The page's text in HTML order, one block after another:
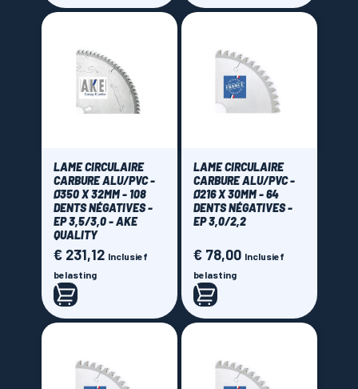
64 dents(11)
68 dents (4)
72 dents (3)
78 dents(2)
96 dents(18)
102 dents(1)
108 dents(12)
120 dents (7)
132 dents(1)
140 dents
Brand
LAME CIRCULAIRE
CARBURE ALU/PVC -
Ø350 X 32MM - 108
DENTS NÉGATIVES -
EP 3,5/3,0 - AKE
QUALITY
Prijs
€ 231,12 Inclusief
belasting
LAME CIRCULAIRE
CARBURE ALU/PVC -
Ø216 X 30MM - 64
DENTS NÉGATIVES -
EP 3,0/2,2
Prijs
€ 78,00 Inclusief
belasting